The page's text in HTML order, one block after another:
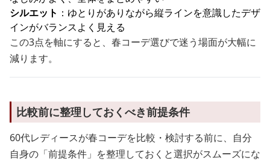
シルエット ：ゆとりがありながら縦ラインを意識したデザ
インがバランスよく見える
この3点を軸にすると、春コーデ選びで迷う場面が大幅に
減ります。
比較前に整理しておくべき前提条件
60代レディースが春コーデを比較・検討する前に、自分
自身の「前提条件」を整理しておくと選択がスムーズにな